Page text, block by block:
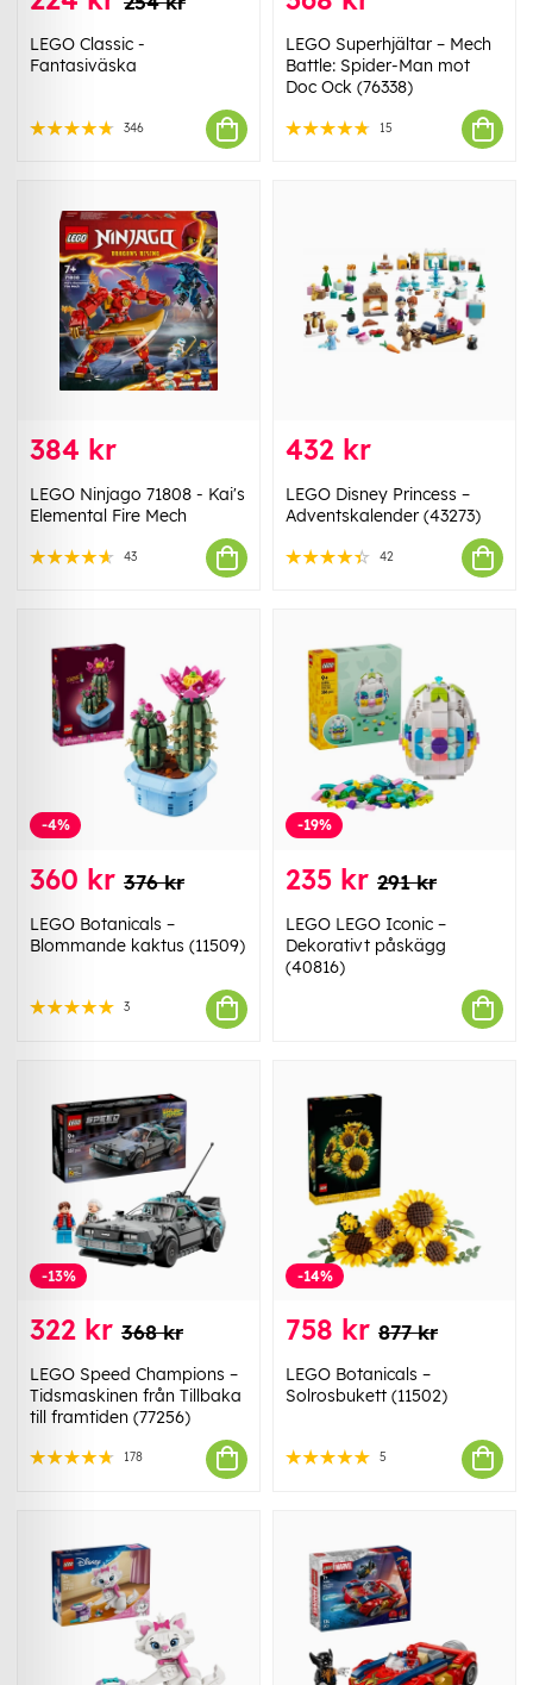
LEGO Classic -
Fantasiväska
346
LEGO Superhjältar – Mech
Battle: Spider-Man mot
Doc Ock (76338)
15
384 kr
LEGO Ninjago 71808 - Kai's
Elemental Fire Mech
43
432 kr
LEGO Disney Princess –
Adventskalender (43273)
42
-4%
360 kr 376 kr
LEGO Botanicals –
Blommande kaktus (11509)
3
-19%
235 kr 291 kr
LEGO LEGO Iconic –
Dekorativt påskägg
(40816)
-13%
322 kr 368 kr
LEGO Speed Champions –
Tidsmaskinen från Tillbaka
till framtiden (77256)
178
-14%
758 kr 877 kr
LEGO Botanicals –
Solrosbukett (11502)
5